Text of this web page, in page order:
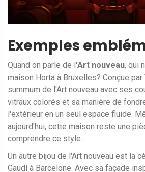
Exemples
Quand on parle de l'Art nouveau, qui
maison Horta à Bruxelles? Conçue
summum de l'Art nouveau avec ses
vitraux colorés et sa manière de
l'extérieur en un seul espace fluide.
aujourd'hui, cette maison reste une
comprendre ce style.
Un autre bijou de l'Art nouveau est la
Gaudí à Barcelone. Avec sa façade